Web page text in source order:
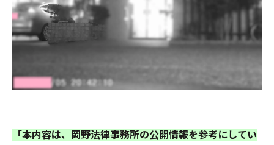
「本内容は、岡野法律事務所の公開情報を参考にしてい